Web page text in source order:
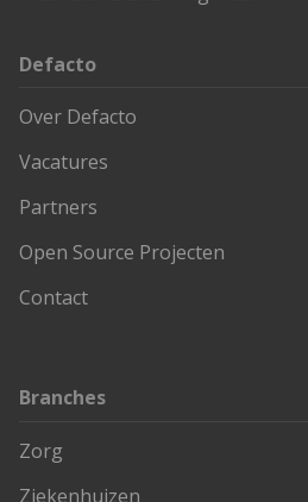
Defacto
Over Defacto
Vacatures
Partners
Open Source Projecten
Contact
Branches
Zorg
Ziekenhuizen